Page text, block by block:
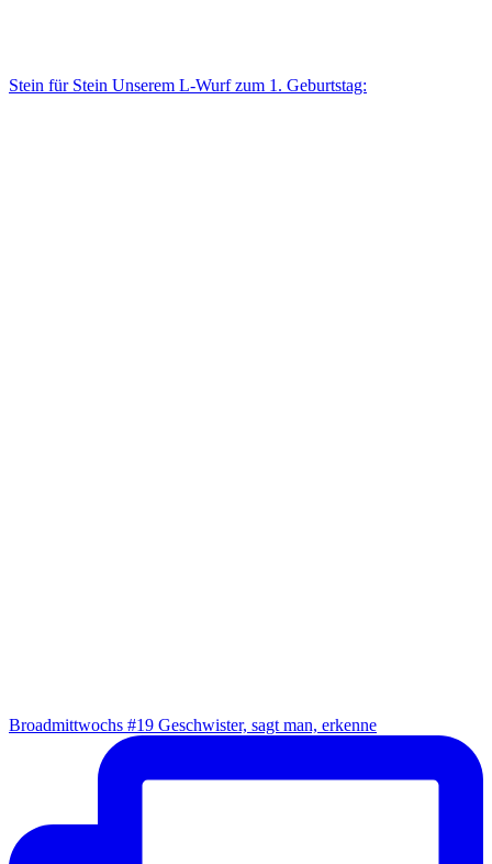
Stein für Stein Unse­rem L-Wurf zum 1. Geburtstag:
Broad­mitt­wochs #19 Geschwis­ter, sagt man, erkenne